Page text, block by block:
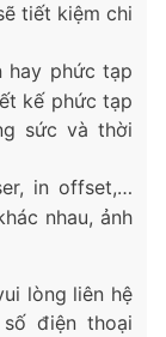
tiết kiệm chi
hay phức tạp
kế phức tạp
sức và thời
in offset,…
nhau, ảnh
lòng liên hệ
điện thoại